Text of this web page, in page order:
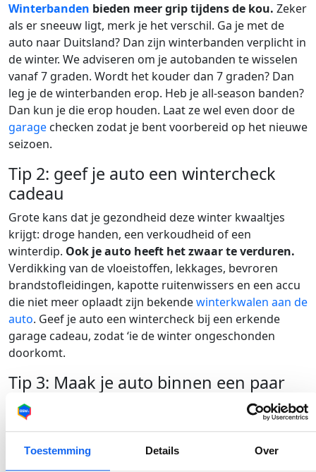
Toestemming Details Over
Winterbanden bieden meer grip tijdens de kou. Zeker
als er sneeuw ligt, merk je het verschil. Ga je met de
auto naar Duitsland? Dan zijn winterbanden verplicht in
de winter. We adviseren om je autobanden te wisselen
vanaf 7 graden. Wordt het kouder dan 7 graden? Dan
leg je de winterbanden erop. Heb je all-season banden?
Dan kun je die erop houden. Laat ze wel even door de
garage checken zodat je bent voorbereid op het nieuwe
seizoen.
Tip 2: geef je auto een wintercheck
cadeau
Grote kans dat je gezondheid deze winter kwaaltjes
krijgt: droge handen, een verkoudheid of een
winterdip. Ook je auto heeft het zwaar te verduren.
Verdikking van de vloeistoffen, lekkages, bevroren
brandstofleidingen, kapotte ruitenwissers en een accu
die niet meer oplaadt zijn bekendewinterkwalen aan de
auto. Geef je auto een wintercheck bij een erkende
garage cadeau, zodat ‘ie de winter ongeschonden
doorkomt.
Tip 3: Maak je auto binnen een paar
seconden ijsvrij
ijsvrij maken . Alleen het zicht bij de bestuurder
vrijmaken is gevaarlijk en levert je ook een boete op als